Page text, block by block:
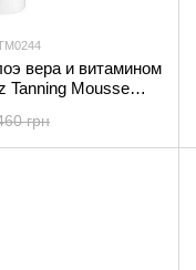
вера и витамином
Tanning Mousse
грн